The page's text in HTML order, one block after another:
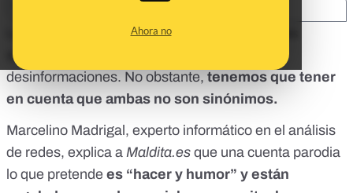
Ahora no
o las cuentas parodia en redes
sociales pueden ser generadoras de bulos y
desinformaciones. No obstante, tenemos que tener
en cuenta que ambas no son sinónimos.
Marcelino Madrigal, experto informático en el análisis
de redes, explica a Maldita.es que una cuenta parodia
lo que pretende es “hacer y humor” y están